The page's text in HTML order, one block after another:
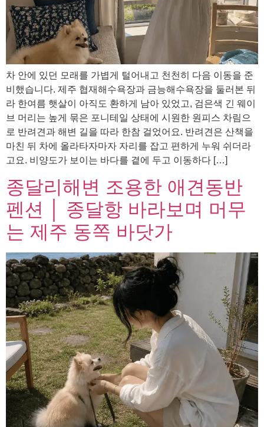
차 안에 있던 모래를 가볍게 털어내고 천천히 다음 이동을 준
비했습니다. 제주 협재해수욕장과 금능해수욕장을 둘러본 뒤
라 한여름 햇살이 아직도 환하게 남아 있었고, 검은색 긴 웨이
브 머리는 높게 묶은 포니테일 상태에 시원한 원피스 차림으
로 반려견과 해변 길을 따라 한참 걸었어요. 반려견은 산책을
마친 뒤 차에 올라타자마자 자리를 잡고 편하게 누워 쉬더라
고요. 비양도가 보이는 바다를 곁에 두고 이동하다 […]
종달리해변 조용한 애견동반
펜션 │ 종달항 바라보며 머무
는 제주 동쪽 바닷가